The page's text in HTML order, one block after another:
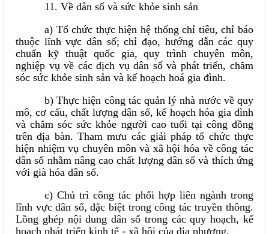
11. Về dân số và sức khỏe sinh sản
a) Tổ chức thực hiện hệ thống chỉ tiêu, chỉ báo
thuộc lĩnh vực dân số; chỉ đạo, hướng dẫn các quy
chuẩn kỹ thuật quốc gia, quy trình chuyên môn,
nghiệp vụ về các dịch vụ dân số và phát triển, chăm
sóc sức khỏe sinh sản và kế hoạch hoá gia đình.
b) Thực hiện công tác quản lý nhà nước về quy
mô, cơ cấu, chất lượng dân số, kế hoạch hóa gia đình
và chăm sóc sức khỏe người cao tuổi tại công đồng
trên địa bàn. Tham mưu các giải pháp tổ chức thực
hiện nhiệm vụ chuyên môn và xã hội hóa về công tác
dân số nhằm nâng cao chất lượng dân số và thích ứng
với già hóa dân số.
c) Chủ trì công tác phối hợp liên ngành trong
lĩnh vực dân số, đặc biệt trong công tác truyền thông.
Lồng ghép nội dung dân số trong các quy hoạch, kế
hoạch phát triển kinh tế - xã hội của địa phương.